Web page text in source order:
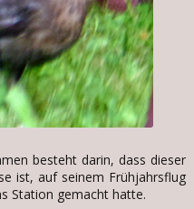
besteht darin, dass dieser
ist, auf seinem Frühjahrsflug
Station gemacht hatte.